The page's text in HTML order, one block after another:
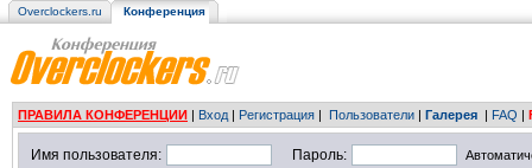
Overclockers.ru Конференция
ПРАВИЛА КОНФЕРЕНЦИИ | Вход | Регистрация | Пользователи | Галерея | FAQ |
Имя пользователя: Пароль: